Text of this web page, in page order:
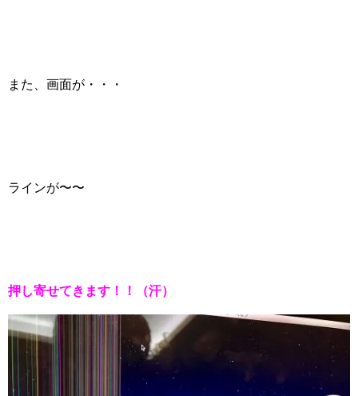
また、画面が・・・
ラインが〜〜
押し寄せてきます！！（汗）